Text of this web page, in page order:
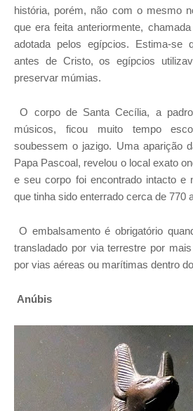
história, porém, não com o mesmo
que era feita anteriormente,
adotada pelos egípcios. Estima-se
antes de Cristo, os egípcios
preservar múmias.
O corpo de Santa Cecília, a
músicos, ficou muito tempo
soubessem o jazigo. Uma aparição
Papa Pascoal, revelou o local exato
e seu corpo foi encontrado intacto e
que tinha sido enterrado cerca de 770
O embalsamento é obrigatório
transladado por via terrestre por
por vias aéreas ou marítimas dentro
Anúbis